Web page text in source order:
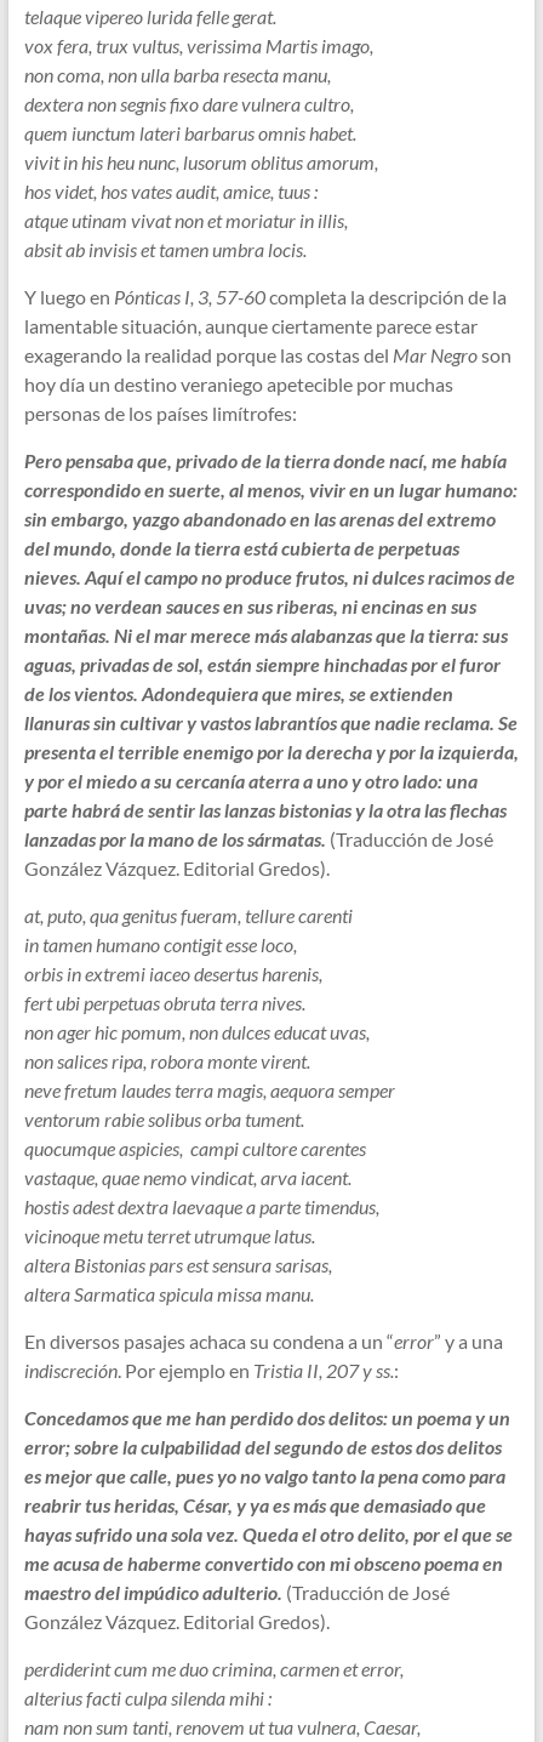
telaque vipereo lurida felle gerat.
vox fera, trux vultus, verissima Martis imago,
non coma, non ulla barba resecta manu,
dextera non segnis fixo dare vulnera cultro,
quem iunctum lateri barbarus omnis habet.
vivit in his heu nunc, lusorum oblitus amorum,
hos videt, hos vates audit, amice, tuus :
atque utinam vivat non et moriatur in illis,
absit ab invisis et tamen umbra locis.
Y luego en Pónticas I, 3, 57-60completa la descripción de la
lamentable situación, aunque ciertamente parece estar
exagerando la realidad porque las costas del Mar Negroson
hoy día un destino veraniego apetecible por muchas
personas de los países limítrofes:
Pero pensaba que, privado de la tierra donde nací, me había
correspondido en suerte, al menos, vivir en un lugar humano:
sin embargo, yazgo abandonado en las arenas del extremo
del mundo, donde la tierra está cubierta de perpetuas
nieves. Aquí el campo no produce frutos, ni dulces racimos de
uvas; no verdean sauces en sus riberas, ni encinas en sus
montañas. Ni el mar merece más alabanzas que la tierra: sus
aguas, privadas de sol, están siempre hinchadas por el furor
de los vientos. Adondequiera que mires, se extienden
llanuras sin cultivar y vastos labrantíos que nadie reclama. Se
presenta el terrible enemigo por la derecha y por la izquierda,
y por el miedo a su cercanía aterra a uno y otro lado: una
parte habrá de sentir las lanzas bistonias y la otra las flechas
lanzadas por la mano de los sármatas. (Traducción de José
González Vázquez. Editorial Gredos).
at, puto, qua genitus fueram, tellure carenti
in tamen humano contigit esse loco,
orbis in extremi iaceo desertus harenis,
fert ubi perpetuas obruta terra nives.
non ager hic pomum, non dulces educat uvas,
non salices ripa, robora monte virent.
neve fretum laudes terra magis, aequora semper
ventorum rabie solibus orba tument.
quocumque aspicies, campi cultore carentes
vastaque, quae nemo vindicat, arva iacent.
hostis adest dextra laevaque a parte timendus,
vicinoque metu terret utrumque latus.
altera Bistonias pars est sensura sarisas,
altera Sarmatica spicula missa manu.
En diversos pasajes achaca su condena a un “error” y a una
indiscreción. Por ejemplo en Tristia II, 207 y ss. :
Concedamos que me han perdido dos delitos: un poema y un
error; sobre la culpabilidad del segundo de estos dos delitos
es mejor que calle, pues yo no valgo tanto la pena como para
reabrir tus heridas, César, y ya es más que demasiado que
hayas sufrido una sola vez. Queda el otro delito, por el que se
me acusa de haberme convertido con mi obsceno poema en
maestro del impúdico adulterio. (Traducción de José
González Vázquez. Editorial Gredos).
perdiderint cum me duo crimina, carmen et error,
alterius facti culpa silenda mihi :
nam non sum tanti, renovem ut tua vulnera, Caesar,